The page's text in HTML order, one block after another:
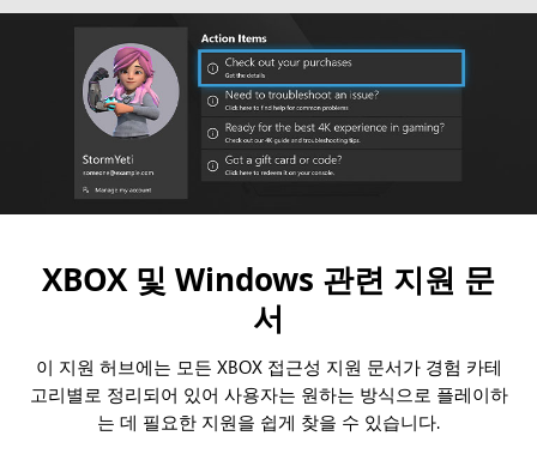
XBOX 및 Windows 관련 지원 문
서
이 지원 허브에는 모든 XBOX 접근성 지원 문서가 경험 카테
고리별로 정리되어 있어 사용자는 원하는 방식으로 플레이하
는 데 필요한 지원을 쉽게 찾을 수 있습니다.